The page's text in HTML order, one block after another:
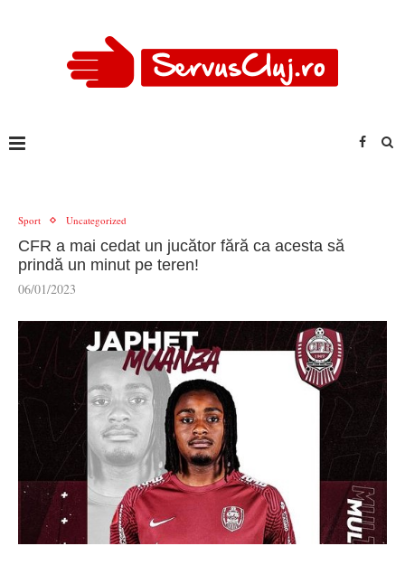
Sport Uncategorized
CFR a mai cedat un jucător fără ca acesta să
prindă un minut pe teren!
06/01/2023